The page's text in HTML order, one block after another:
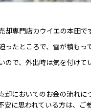
却専門店カウイエの本田で
ったところで、雪が積もっ
ので、外出時は気を付けて
却においてのお金の流れ
安に思われている方は、ご